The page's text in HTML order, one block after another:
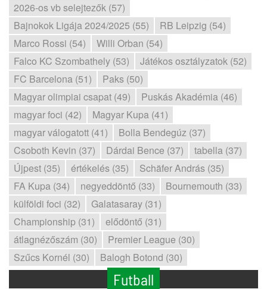
2026-os vb selejtezők (57)
Bajnokok Ligája 2024/2025 (55)
RB Leipzig (54)
Marco Rossi (54)
Willi Orban (54)
Falco KC Szombathely (53)
Játékos osztályzatok (52)
FC Barcelona (51)
Paks (50)
Magyar olimpiai csapat (49)
Puskás Akadémia (46)
magyar foci (42)
Magyar Kupa (41)
magyar válogatott (41)
Bolla Bendegúz (37)
Csoboth Kevin (37)
Dárdai Bence (37)
tabella (37)
Újpest (35)
értékelés (35)
Schäfer András (35)
FA Kupa (34)
negyeddöntő (33)
Bournemouth (33)
külföldi foci (32)
Galatasaray (31)
Championship (31)
elődöntő (31)
átlagnézőszám (30)
Premier League (30)
Szűcs Kornél (30)
Balogh Botond (30)
Futball